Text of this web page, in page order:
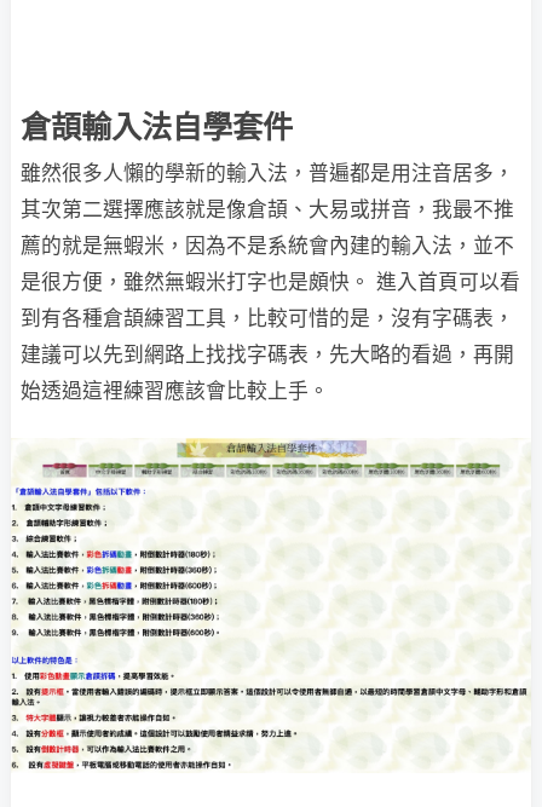
倉頡輸入法自學套件
雖然很多人懶的學新的輸入法，普遍都是用注音居多，
其次第二選擇應該就是像倉頡、大易或拼音，我最不推
薦的就是無蝦米，因為不是系統會內建的輸入法，並不
是很方便，雖然無蝦米打字也是頗快。 進入首頁可以看
到有各種倉頡練習工具，比較可惜的是，沒有字碼表，
建議可以先到網路上找找字碼表，先大略的看過，再開
始透過這裡練習應該會比較上手。